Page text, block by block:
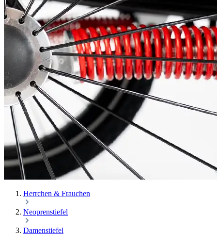
Herrchen & Frauchen
Neoprenstiefel
Damenstiefel